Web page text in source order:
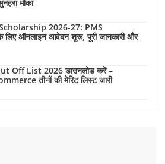
मौका
2026-27: PMS
ऑनलाइन आवेदन शुरू, पूरी जानकारी और
Off List 2026 डाउनलोड करें –
तीनों की मेरिट लिस्ट जारी